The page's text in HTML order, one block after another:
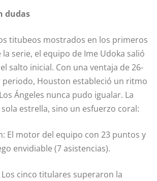
dudas
titubeos mostrados en los primeros
serie, el equipo de Ime Udoka salió
salto inicial. Con una ventaja de 26-
Houston estableció un ritmo
Ángeles nunca pudo igualar. La
estrella, sino un esfuerzo coral:
El motor del equipo con 23 puntos y
envidiable (7 asistencias).
cinco titulares superaron la